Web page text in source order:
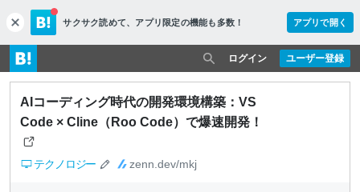
c
l
o
s
e
サクサク読めて、 アプリ限定の機能も多数！ アプリで開く
ユーザー登録
ログイン
AIコーディング時代の開発環境構築：VS
Code × Cline（Roo Code）で爆速開発！
テクノロジー zenn.dev/mkj